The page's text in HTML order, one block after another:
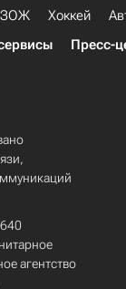
ЗОЖ Хоккей
Пресс-
агентство